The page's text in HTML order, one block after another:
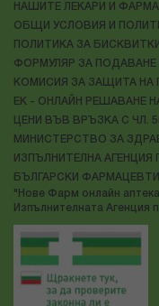
НАШИТЕ ЛЕКАРИ И
ОБЩИ УСЛОВИЯ И
ПОЛИТИКА ЗА БИСКВИТКИ
ФОРМУЛЯР ЗА ПОДАВАНЕ
КОМИСИЯ ЗА ЗАЩИТА НА
ЕК - ОНЛАЙН РЕШАВАНЕ
ЦЕНИ ВЪВ ВРЪЗКА С ЧЛ.
МИНИСТЕРСТВО ЗА
ИЗПЪЛНИТЕЛНА АГЕНЦИЯ
БЪЛГАРСКИ
"Нове Фарм онлайн
Изпълнителната Агенция